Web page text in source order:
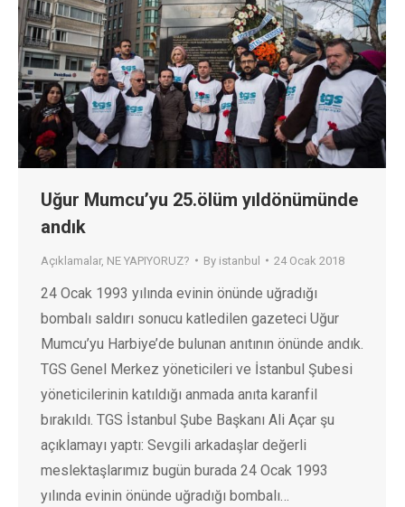
Uğur Mumcu’yu 25.ölüm yıldönümünde
andık
Açıklamalar, NE YAPIYORUZ? By istanbul 24 Ocak 2018
24 Ocak 1993 yılında evinin önünde uğradığı
bombalı saldırı sonucu katledilen gazeteci Uğur
Mumcu’yu Harbiye’de bulunan anıtının önünde andık.
TGS Genel Merkez yöneticileri ve İstanbul Şubesi
yöneticilerinin katıldığı anmada anıta karanfil
bırakıldı. TGS İstanbul Şube Başkanı Ali Açar şu
açıklamayı yaptı: Sevgili arkadaşlar değerli
meslektaşlarımız bugün burada 24 Ocak 1993
yılında evinin önünde uğradığı bombalı…